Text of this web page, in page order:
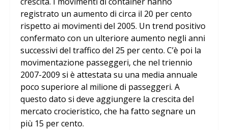
registrato un aumento di circa il 20 per cento
rispetto ai movimenti del 2005. Un trend positivo
confermato con un ulteriore aumento negli anni
successivi del traffico del 25 per cento. C’è poi la
movimentazione passeggeri, che nel triennio
2007-2009 si è attestata su una media annuale
poco superiore al milione di passeggeri. A
questo dato si deve aggiungere la crescita del
mercato crocieristico, che ha fatto segnare un
più 15 per cento.